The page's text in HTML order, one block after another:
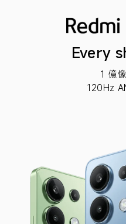
Every
1 億
120Hz